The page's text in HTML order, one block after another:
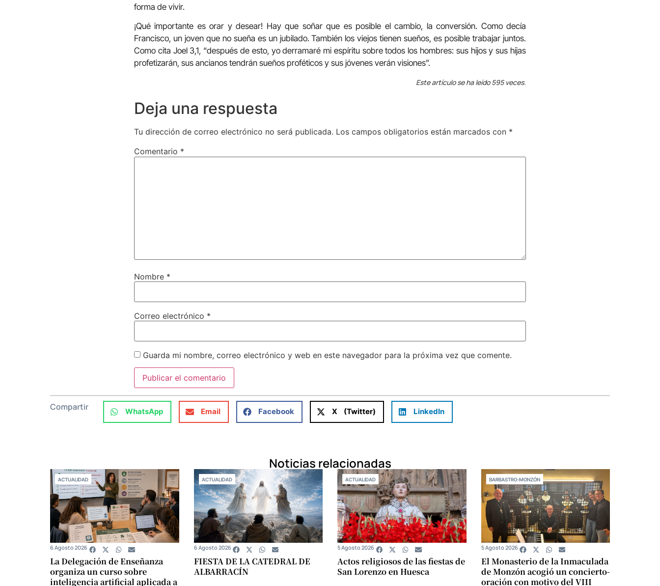
forma de vivir.
¡Qué importante es orar y desear! Hay que soñar que es posible el cambio, la conversión. Como decía
Francisco, un joven que no sueña es un jubilado. También los viejos tienen sueños, es posible trabajar juntos.
Como cita Joel 3,1, “después de esto, yo derramaré mi espíritu sobre todos los hombres: sus hijos y sus hijas
profetizarán, sus ancianos tendrán sueños proféticos y sus jóvenes verán visiones”.
Este artículo se ha leído 595 veces.
Deja una respuesta
Tu dirección de correo electrónico no será publicada. Los campos obligatorios están marcados con *
Comentario *
Nombre *
Correo electrónico *
Guarda mi nombre, correo electrónico y web en este navegador para la próxima vez que comente.
Compartir WhatsApp Email Facebook X (Twitter) LinkedIn
Noticias relacionadas
ACTUALIDAD
La Delegación de Enseñanza
organiza un curso sobre
inteligencia artificial aplicada a
6 Agosto 2026
ACTUALIDAD
FIESTA DE LA CATEDRAL DE
ALBARRACÍN
6 Agosto 2026
ACTUALIDAD
Actos religiosos de las fiestas de
San Lorenzo en Huesca
5 Agosto 2026
BARBASTRO-MONZÓN
El Monasterio de la Inmaculada
de Monzón acogió un concierto-
oración con motivo del VIII
5 Agosto 2026